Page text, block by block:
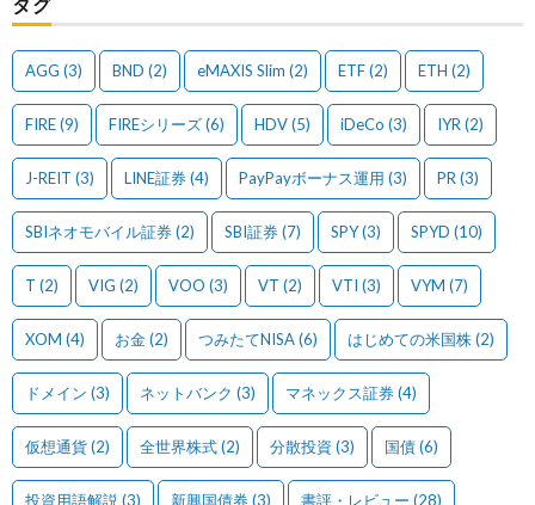
AGG (3) BND (2) eMAXIS Slim (2) ETF(2) ETH (2)
FIRE(9) FIREシリーズ(6) HDV(5) iDeCo (3) IYR (2)
J-REIT (3) LINE証券(4) PayPayボーナス運用 (3) PR (3)
SBIネオモバイル証券(2) SBI証券(7) SPY(3) SPYD (10)
T (2) VIG (2) VOO (3) VT (2) VTI (3) VYM (7)
XOM (4) お金(2) つみたてNISA(6) はじめての米国株(2)
ドメイン (3) ネットバンク (3) マネックス証券(4)
仮想通貨(2) 全世界株式(2) 分散投資 (3) 国債(6)
投資用語解説 (3) 新興国債券(3) 書評・レビュー (28)